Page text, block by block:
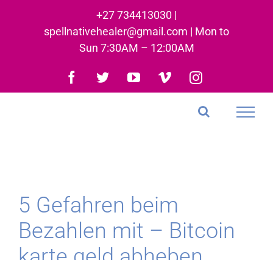
+27 734413030 |
spellnativehealer@gmail.com | Mon to
Sun 7:30AM – 12:00AM
Facebook
TwitterYouTubeVimeoInstagram
5 Gefahren beim
Bezahlen mit – Bitcoin